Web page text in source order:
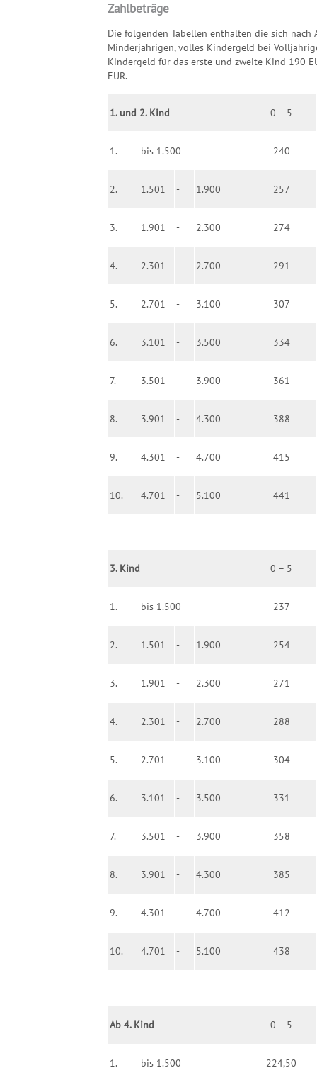
Zahlbeträge
Die folgenden Tabellen enthalten die sich
Minderjährigen, volles Kindergeld bei
Kindergeld für das erste und zweite Kind 190
EUR.
1. und 2. Kind 0 – 5
1. bis 1.500 240
2. 1.501 - 1.900 257
3. 1.901 - 2.300 274
4. 2.301 - 2.700 291
5. 2.701 - 3.100 307
6. 3.101 - 3.500 334
7. 3.501 - 3.900 361
8. 3.901 - 4.300 388
9. 4.301 - 4.700 415
10. 4.701 - 5.100 441
3. Kind 0 – 5
1. bis 1.500 237
2. 1.501 - 1.900 254
3. 1.901 - 2.300 271
4. 2.301 - 2.700 288
5. 2.701 - 3.100 304
6. 3.101 - 3.500 331
7. 3.501 - 3.900 358
8. 3.901 - 4.300 385
9. 4.301 - 4.700 412
10. 4.701 - 5.100 438
Ab 4. Kind 0 – 5
1. bis 1.500 224,50